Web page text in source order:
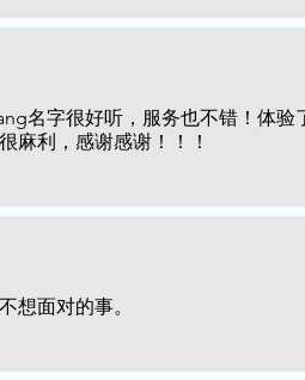
名字很好听，服务也不错！体验
麻利，感谢感谢！！！
想面对的事。